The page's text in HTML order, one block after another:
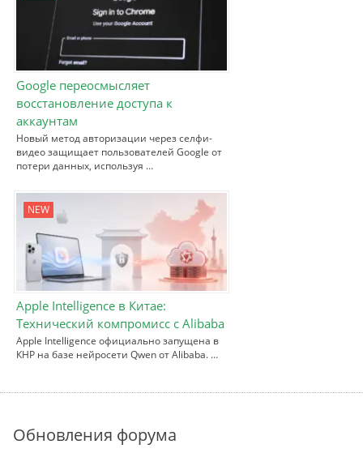
Google переосмысляет
восстановление доступа к
аккаунтам
Новый метод авторизации через селфи-
видео защищает пользователей Google от
потери данных, используя …
NEW
Apple Intelligence в Китае:
Технический компромисс с Alibaba
Apple Intelligence официально запущена в
КНР на базе нейросети Qwen от Alibaba. …
Обновления форума